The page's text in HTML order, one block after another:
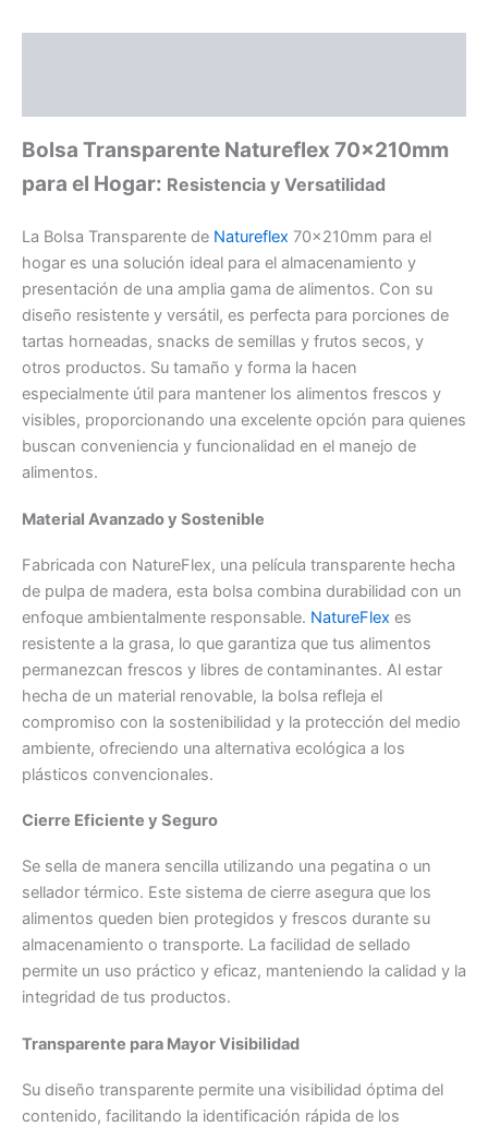
Bolsa Transparente Natureflex 70x210mm
para el Hogar: Resistencia y Versatilidad
La Bolsa Transparente de Natureflex 70x210mm para el
hogar es una solución ideal para el almacenamiento y
presentación de una amplia gama de alimentos. Con su
diseño resistente y versátil, es perfecta para porciones de
tartas horneadas, snacks de semillas y frutos secos, y
otros productos. Su tamaño y forma la hacen
especialmente útil para mantener los alimentos frescos y
visibles, proporcionando una excelente opción para quienes
buscan conveniencia y funcionalidad en el manejo de
alimentos.
Material Avanzado y Sostenible
Fabricada con NatureFlex, una película transparente hecha
de pulpa de madera, esta bolsa combina durabilidad con un
enfoque ambientalmente responsable. NatureFlex es
resistente a la grasa, lo que garantiza que tus alimentos
permanezcan frescos y libres de contaminantes. Al estar
hecha de un material renovable, la bolsa refleja el
compromiso con la sostenibilidad y la protección del medio
ambiente, ofreciendo una alternativa ecológica a los
plásticos convencionales.
Cierre Eficiente y Seguro
Se sella de manera sencilla utilizando una pegatina o un
sellador térmico. Este sistema de cierre asegura que los
alimentos queden bien protegidos y frescos durante su
almacenamiento o transporte. La facilidad de sellado
permite un uso práctico y eficaz, manteniendo la calidad y la
integridad de tus productos.
Transparente para Mayor Visibilidad
Su diseño transparente permite una visibilidad óptima del
contenido, facilitando la identificación rápida de los